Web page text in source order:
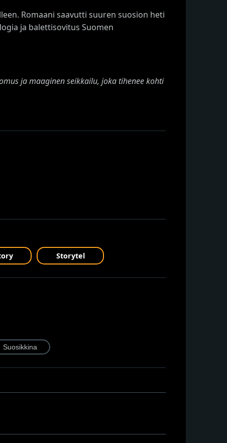
Romaani saavutti suuren suosion heti
ja balettisovitus Suomen
ja maaginen seikkailu, joka tihenee kohti
Storytel